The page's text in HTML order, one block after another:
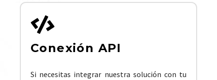
Conexión API
Si necesitas integrar nuestra solución con tu